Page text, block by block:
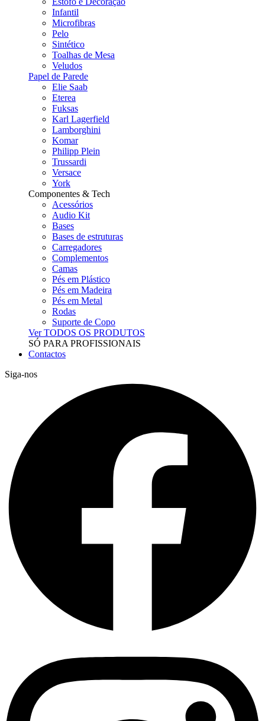
Infantil
Microfibras
Pelo
Sintético
Toalhas de Mesa
Veludos
Papel de Parede
Elie Saab
Eterea
Fuksas
Karl Lagerfield
Lamborghini
Komar
Philipp Plein
Trussardi
Versace
York
Componentes & Tech
Acessórios
Audio Kit
Bases
Bases de estruturas
Carregadores
Complementos
Camas
Pés em Plástico
Pés em Madeira
Pés em Metal
Rodas
Suporte de Copo
Ver TODOS OS PRODUTOS
SÓ PARA PROFISSIONAIS
Contactos
Siga-nos